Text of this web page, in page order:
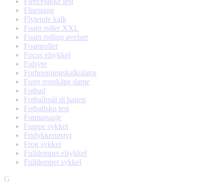
Fluestang
Flytende kalk
Foam roller XXL
Foam rolling øvelser
Foamroller
Focus elsykkel
Folsyre
Forbrenningskalkulator
Foret regnkåpe dame
Fotbad
Fotballmål til hagen
Fotballsko test
Fotmassasje
Frappe sykkel
Fridykkerutstyr
Frog sykkel
Fulldempet elsykkel
Fulldempet sykkel
G